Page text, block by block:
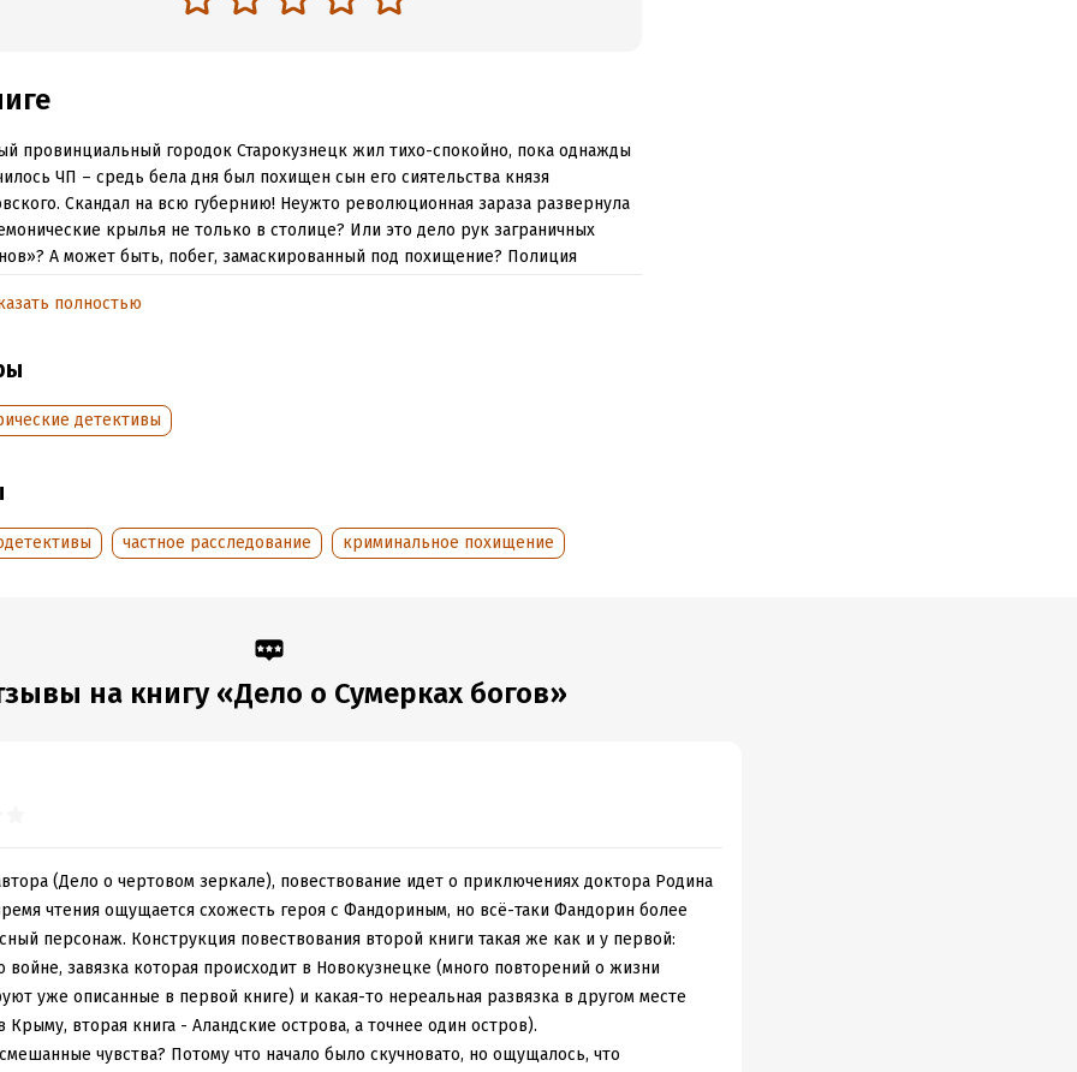
провинциальный городок Старокузнецк жил тихо-спокойно, пока однажды
ЧП – средь бела дня был похищен сын его сиятельства князя
Скандал на всю губернию! Неужто революционная зараза развернула
крылья не только в столице? Или это дело рук заграничных
А может быть, побег, замаскированный под похищение? Полиция
и авантюристу Георгию Родину.
вот и на этот раз, потянув за ниточку расследования, доктор выходит на след
банды, держащей в страхе всю Польшу и приграничные территории.
под видом отдыхающего отправляется в Царство Польское, а преступники
информация
полностью
детективы
частное расследование криминальное похищение
на книгу «Дело о Сумерках богов»
(Дело о чертовом зеркале), повествование идет о приключениях доктора Родина
чтения ощущается схожесть героя с Фандориным, но всё-таки Фандорин более
персонаж. Конструкция повествования второй книги такая же как и у первой:
войне, завязка которая происходит в Новокузнецке (много повторений о жизни
уже описанные в первой книге) и какая-то нереальная развязка в другом месте
Крыму, вторая книга - Аландские острова, а точнее один остров).
чувства? Потому что начало было скучновато, но ощущалось, что